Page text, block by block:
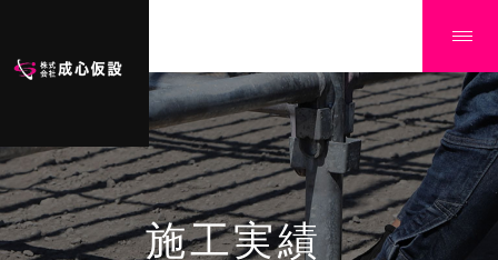
施工実績